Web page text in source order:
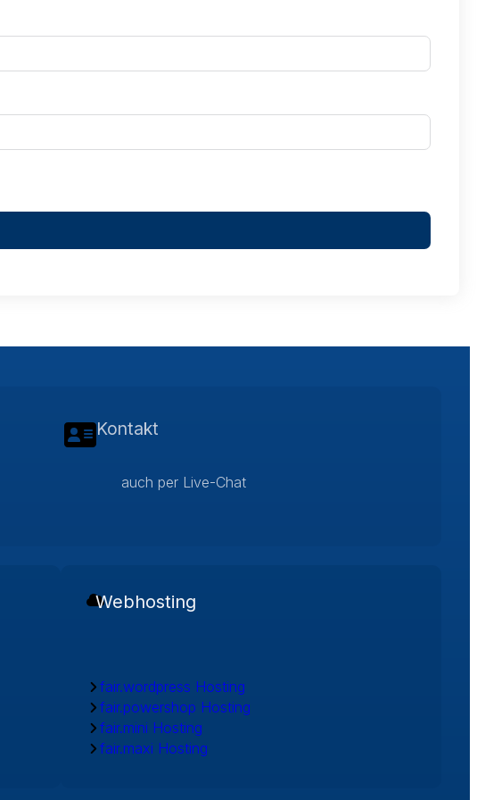
Kontakt
auch per Live-Chat
Webhosting
fair.wordpress Hosting
fair.powershop Hosting
fair.mini Hosting
fair.maxi Hosting